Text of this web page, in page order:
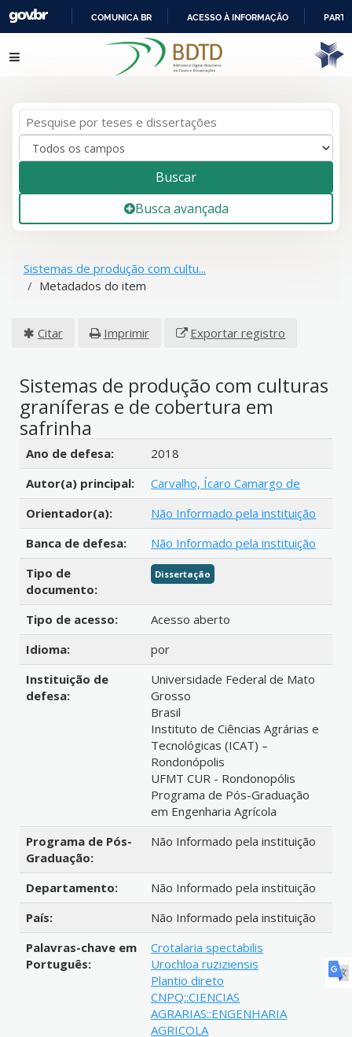
IR
PARA
COMUNICA BR ACESSO À INFORMAÇÃO
Pular para o conteúdo
Buscar
Busca avançada
Sistemas de produção com cultu...
Metadados do item
Citar Imprimir Exportar registro
Sistemas de produção com culturas
graníferas e de cobertura em
safrinha
Detalhes bibliográficos
Ano de defesa:
2018
Autor(a) principal:
Carvalho, Ícaro Camargo de
Orientador(a):
Não Informado pela instituição
Banca de defesa:
Não Informado pela instituição
Tipo de
documento:
Dissertação
Tipo de acesso:
Acesso aberto
Idioma:
por
Instituição de
defesa:
Universidade Federal de Mato
Grosso
Brasil
Instituto de Ciências Agrárias e
Tecnológicas (ICAT) –
Rondonópolis
UFMT CUR - Rondonopólis
Programa de Pós-Graduação
em Engenharia Agrícola
Programa de Pós-
Graduação:
Não Informado pela instituição
Departamento:
Não Informado pela instituição
País:
Não Informado pela instituição
Palavras-chave em
Português:
Crotalaria spectabilis
Urochloa ruziziensis
Plantio direto
CNPQ::CIENCIAS
AGRARIAS::ENGENHARIA
AGRICOLA